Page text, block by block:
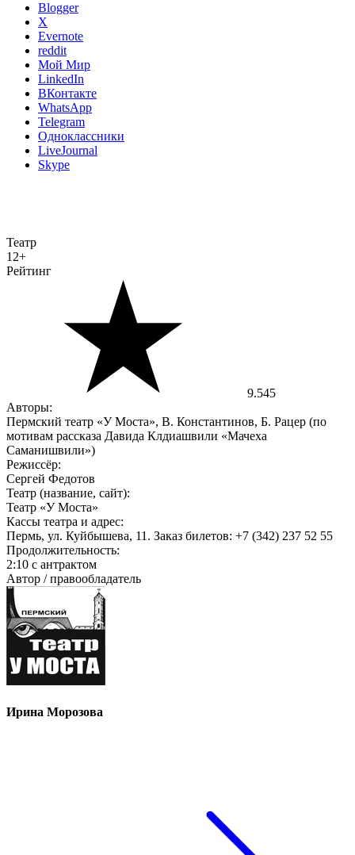
Blogger
X
Evernote
reddit
Мой Мир
LinkedIn
ВКонтакте
WhatsApp
Telegram
Одноклассники
LiveJournal
Skype
Театр
12+
Рейтинг
9.545
Авторы:
Пермский театр «У Моста», В. Константинов, Б. Рацер (по
мотивам рассказа Давида Клдиашвили «Мачеха
Саманишвили»)
Режиссёр:
Сергей Федотов
Театр (название, сайт):
Театр «У Моста»
Кассы театра и адрес:
Пермь, ул. Куйбышева, 11. Заказ билетов: +7 (342) 237 52 55
Продолжительность:
2:10 с антрактом
Автор / правообладатель
Ирина Морозова